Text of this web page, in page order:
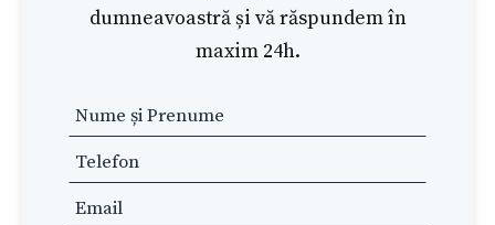
dumneavoastră și vă răspundem în
maxim 24h.
Leave
this
field
blank